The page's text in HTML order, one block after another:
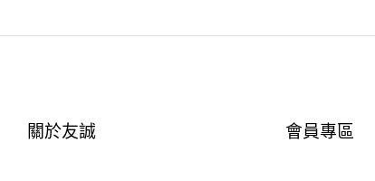
關於友誠 會員專區